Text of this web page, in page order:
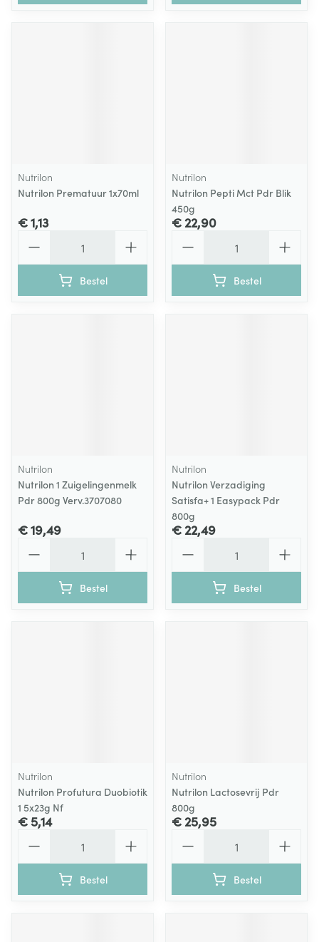
Nutrilon
Nutrilon Prematuur 1x70ml
€ 1,13
Bestel
Nutrilon
Nutrilon Pepti Mct Pdr Blik
450g
€ 22,90
Bestel
Nutrilon
Nutrilon 1 Zuigelingenmelk
Pdr 800g Verv.3707080
€ 19,49
Bestel
Nutrilon
Nutrilon Verzadiging
Satisfa+ 1 Easypack Pdr
800g
€ 22,49
Bestel
Nutrilon
Nutrilon Profutura Duobiotik
1 5x23g Nf
€ 5,14
Bestel
Nutrilon
Nutrilon Lactosevrij Pdr
800g
€ 25,95
Bestel